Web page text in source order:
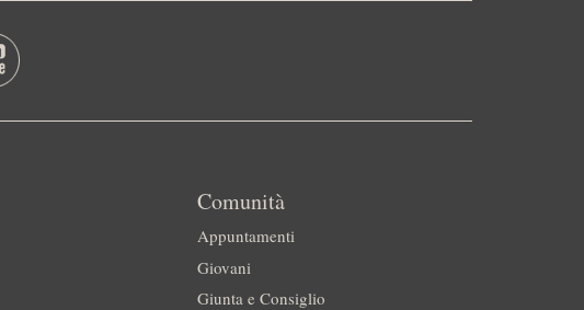
Comunità
Appuntamenti
Giovani
Giunta e Consiglio